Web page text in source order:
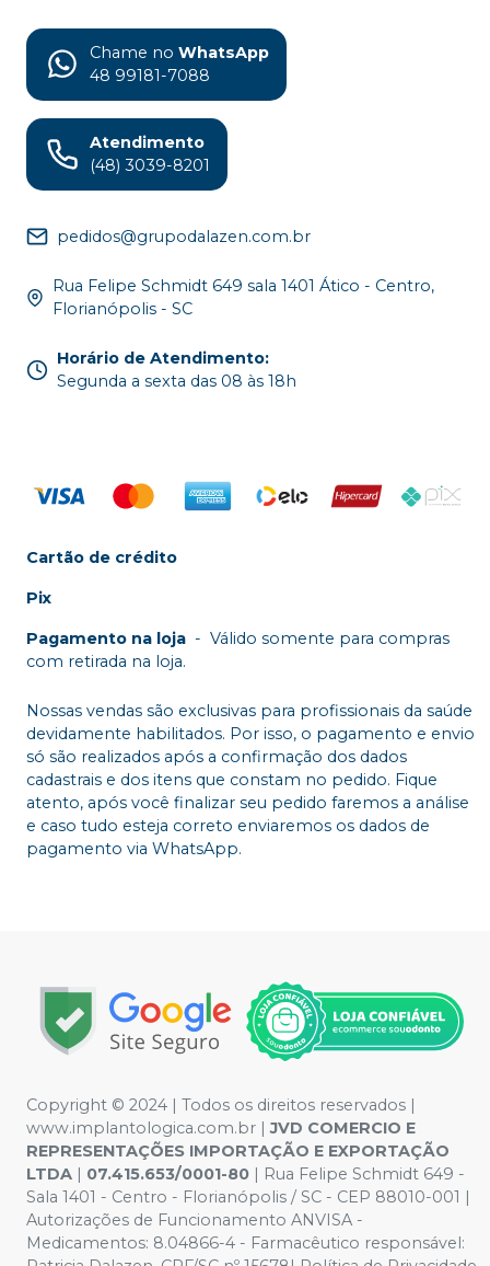
Chame no WhatsApp
48 99181-7088
Atendimento
(48) 3039-8201
pedidos@grupodalazen.com.br
Rua Felipe Schmidt 649 sala 1401 Ático - Centro,
Florianópolis - SC
Horário de Atendimento:
Segunda a sexta das 08 às 18h
Cartão de crédito
Pix
Pagamento na loja - Válido somente para compras
com retirada na loja.
Nossas vendas são exclusivas para profissionais da saúde
devidamente habilitados. Por isso, o pagamento e envio
só são realizados após a confirmação dos dados
cadastrais e dos itens que constam no pedido. Fique
atento, após você finalizar seu pedido faremos a análise
e caso tudo esteja correto enviaremos os dados de
pagamento via WhatsApp.
Copyright © 2024 | Todos os direitos reservados |
www.implantologica.com.br |JVD COMERCIO E
REPRESENTAÇÕES IMPORTAÇÃO E EXPORTAÇÃO
LTDA | 07.415.653/0001-80 | Rua Felipe Schmidt 649 -
Sala 1401 - Centro - Florianópolis / SC - CEP 88010-001 |
Autorizações de Funcionamento ANVISA -
Medicamentos: 8.04866-4 - Farmacêutico responsável: